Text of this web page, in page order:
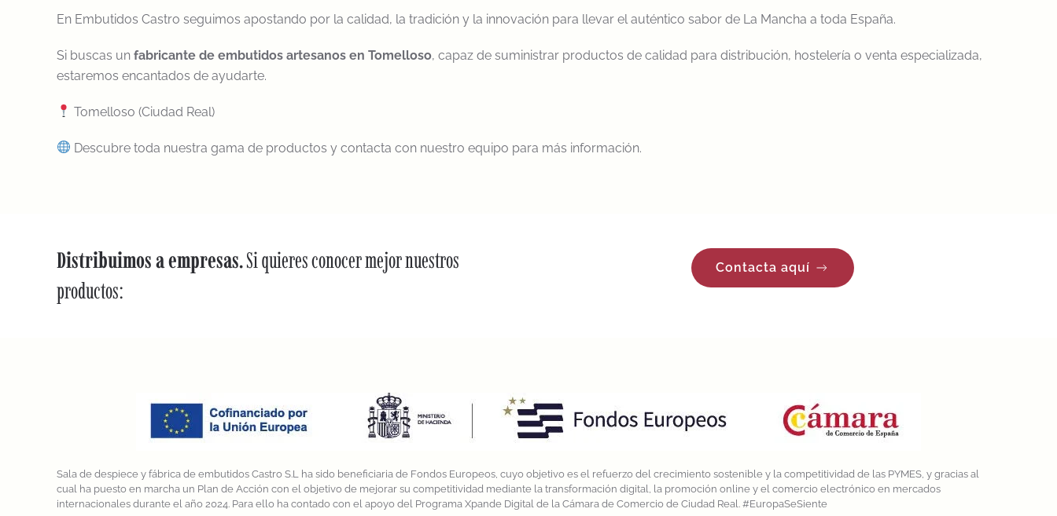
En Embutidos Castro seguimos apostando por la calidad, la tradición y la innovación para llevar el auténtico sabor de La Mancha a toda España.
Si buscas un fabricante de embutidos artesanos en Tomelloso, capaz de suministrar productos de calidad para distribución, hostelería o venta especializada,
estaremos encantados de ayudarte.
Tomelloso (Ciudad Real)
Descubre toda nuestra gama de productos y contacta con nuestro equipo para más información.
Distribuimos a empresas.Si quieres conocer mejor nuestros
productos:
Contacta aquí
Sala de despiece y fábrica de embutidos Castro S.L ha sido beneficiaria de Fondos Europeos, cuyo objetivo es el refuerzo del crecimiento sostenible y la competitividad de las PYMES, y gracias al
cual ha puesto en marcha un Plan de Acción con el objetivo de mejorar su competitividad mediante la transformación digital, la promoción online y el comercio electrónico en mercados
internacionales durante el año 2024. Para ello ha contado con el apoyo del Programa Xpande Digital de la Cámara de Comercio de Ciudad Real. #EuropaSeSiente